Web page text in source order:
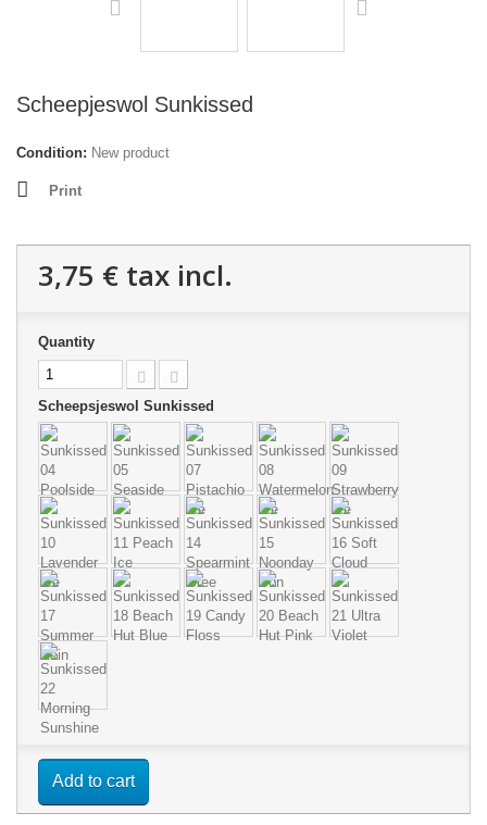
Scheepjeswol Sunkissed
Condition: New product
Print
3,75 € tax incl.
Quantity
Scheepsjeswol Sunkissed
Add to cart